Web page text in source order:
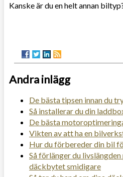
Kanske är du en helt annan
Andra inlägg
De bästa tipsen innan du
Så installerar du din
De bästa
Vikten av att ha en
Hur du förbereder din bil
Så förlänger du
däckbytet smidigare